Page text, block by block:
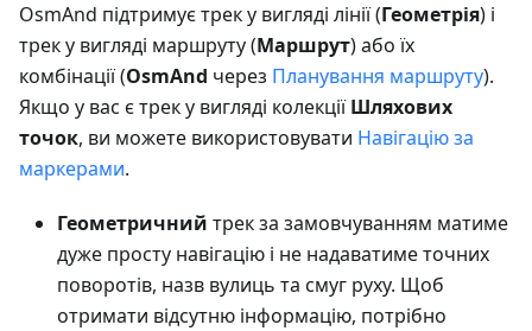
OsmAnd підтримує трек у вигляді лінії (Геометрія) і
трек у вигляді маршруту (Маршрут) або їх
комбінації (OsmAnd через Планування маршруту).
Якщо у вас є трек у вигляді колекціїШляхових
точок, ви можете використовувати Навігацію за
маркерами.
Геометричний трек за замовчуванням матиме
дуже просту навігацію і не надаватиме точних
поворотів, назв вулиць та смуг руху. Щоб
отримати відсутню інформацію, потрібно